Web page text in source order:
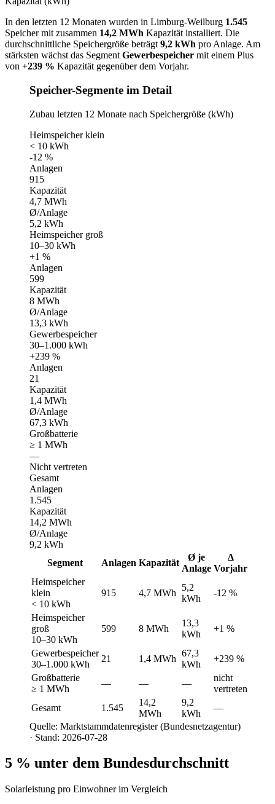
In den letzten 12 Monaten wurden in Limburg-Weilburg 1.545
Speicher mit zusammen 14,2 MWh Kapazität installiert. Die
durchschnittliche Speichergröße beträgt 9,2 kWh pro Anlage. Am
stärksten wächst das Segment Gewerbespeicher mit einem Plus
von +239 % Kapazität gegenüber dem Vorjahr.
Speicher-Segmente im Detail
Zubau letzten 12 Monate nach Speichergröße (kWh)
Heimspeicher klein
< 10 kWh
-12 %
Anlagen
915
Kapazität
4,7 MWh
Ø/Anlage
5,2 kWh
Heimspeicher groß
10–30 kWh
+1 %
Anlagen
599
Kapazität
8 MWh
Ø/Anlage
13,3 kWh
Gewerbespeicher
30–1.000 kWh
+239 %
Anlagen
21
Kapazität
1,4 MWh
Ø/Anlage
67,3 kWh
Großbatterie
≥ 1 MWh
—
Nicht vertreten
Gesamt
Anlagen
1.545
Kapazität
14,2 MWh
Ø/Anlage
9,2 kWh
Segment
Anlagen Kapazität
Ø je
Anlage
Δ
Vorjahr
Heimspeicher
klein
< 10 kWh
915 4,7 MWh
5,2
kWh
-12 %
Heimspeicher
groß
10–30 kWh
599 8 MWh
13,3
kWh
+1 %
Gewerbespeicher
30–1.000 kWh
21 1,4 MWh
67,3
kWh
+239 %
Großbatterie
≥ 1 MWh
— — —
nicht
vertreten
Gesamt
1.545
14,2
MWh
9,2
kWh
—
Quelle: Marktstammdatenregister (Bundesnetzagentur)
· Stand: 2026-07-28
5 % unter dem Bundesdurchschnitt
Solarleistung pro Einwohner im Vergleich